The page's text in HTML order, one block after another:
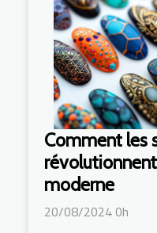
Comment les
moderne
20/08/2024 0h